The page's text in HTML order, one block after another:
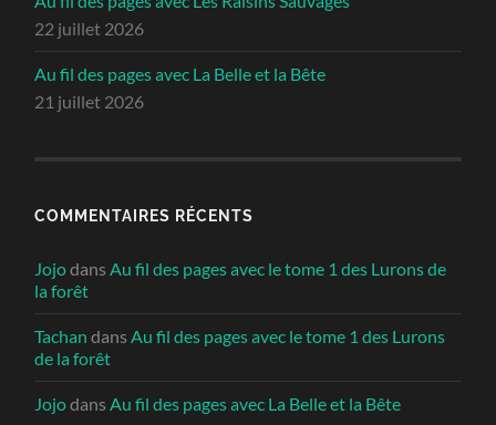
22 juillet 2026
Au fil des pages avec La Belle et la Bête
21 juillet 2026
COMMENTAIRES RÉCENTS
JojodansAu fil des pages avec le tome 1 des Lurons de
la forêt
Tachan dansAu fil des pages avec le tome 1 des Lurons
de la forêt
JojodansAu fil des pages avec La Belle et la Bête